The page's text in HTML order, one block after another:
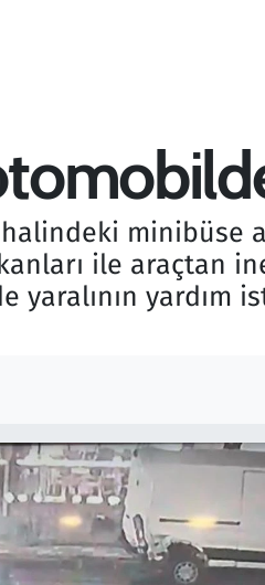
minibüse
ile araçtan
yaralının